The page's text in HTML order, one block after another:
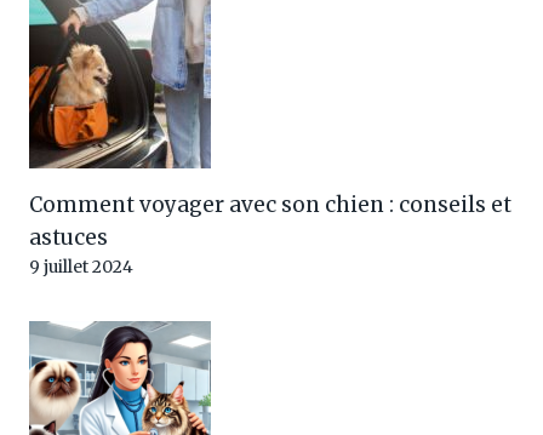
Comment voyager avec son chien : conseils et
astuces
9 juillet 2024